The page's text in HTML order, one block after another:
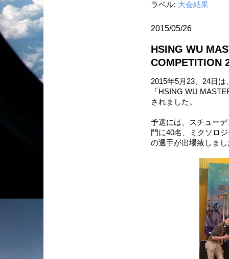
ラベル: 大会結果
2015/05/26
HSING WU
COMPETITION
2015年5月23、24日
「HSING WU
されました。
予選には、スチュー
門に40名、ミクソロ
の選手が出場致しまし